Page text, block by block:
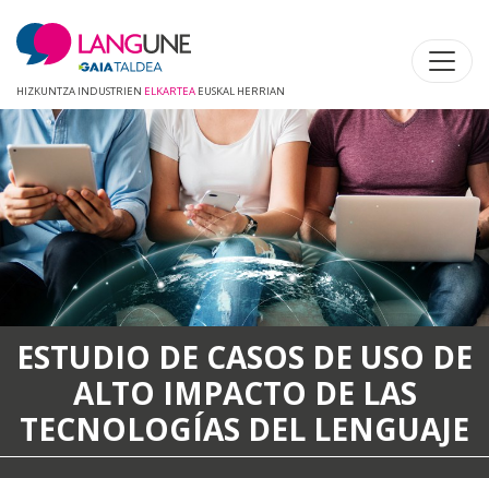
HIZKUNTZA INDUSTRIEN ELKARTEA EUSKAL HERRIAN
DE USO DE
DE LAS
LENGUAJE
QUÉ
Langune es una
servicios